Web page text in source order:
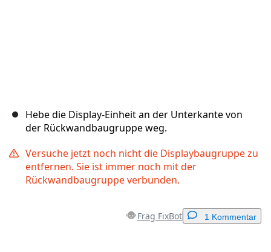
Hebe die Display-Einheit an der Unterkante von
der Rückwandbaugruppe weg.
Versuche jetzt noch nicht die Displaybaugruppe zu
entfernen. Sie ist immer noch mit der
Rückwandbaugruppe verbunden.
Frag FixBot 1 Kommentar